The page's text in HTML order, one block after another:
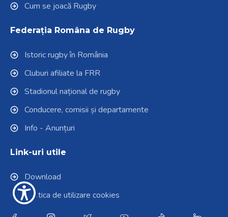
Cum se joacă Rugby
Federația Româna de Rugby
Istoric rugby în România
Cluburi afiliate la FRR
Stadionul național de rugby
Conducere, comisii și departamente
Info - Anunțuri
Link-uri utile
Download
Politica de utilizare cookies